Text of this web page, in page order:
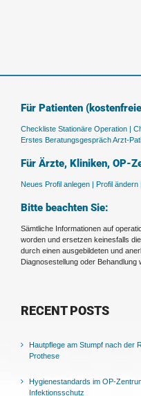
Für Patienten
Checkliste Stationäre Operation |
Erstes Beratungsgespräch Arzt-
Für Ärzte, Kliniken, OP-
Neues Profil anlegen | Profil ändern |
Bitte beachten Sie:
Sämtliche Informationen auf
worden und ersetzen keinesfalls
durch einen ausgebildeten und
Diagnosestellung oder Behandlung
RECENT POSTS
Hautpflege am Stumpf nach der
Prothese
Hygienestandards im OP-
Infektionsschutz